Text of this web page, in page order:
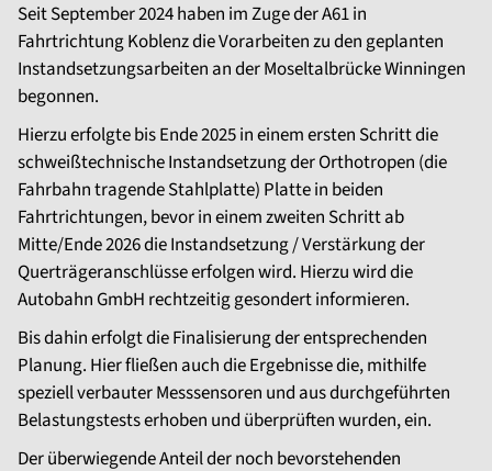
Seit September 2024 haben im Zuge der A61 in
Fahrtrichtung Koblenz die Vorarbeiten zu den geplanten
Instandsetzungsarbeiten an der Moseltalbrücke Winningen
begonnen.
Hierzu erfolgte bis Ende 2025 in einem ersten Schritt die
schweißtechnische Instandsetzung der Orthotropen (die
Fahrbahn tragende Stahlplatte) Platte in beiden
Fahrtrichtungen, bevor in einem zweiten Schritt ab
Mitte/Ende 2026 die Instandsetzung / Verstärkung der
Querträgeranschlüsse erfolgen wird. Hierzu wird die
Autobahn GmbH rechtzeitig gesondert informieren.
Bis dahin erfolgt die Finalisierung der entsprechenden
Planung. Hier fließen auch die Ergebnisse die, mithilfe
speziell verbauter Messsensoren und aus durchgeführten
Belastungstests erhoben und überprüften wurden, ein.
Der überwiegende Anteil der noch bevorstehenden